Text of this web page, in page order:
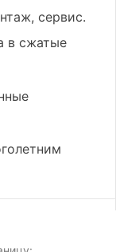
сервис.
в сжатые